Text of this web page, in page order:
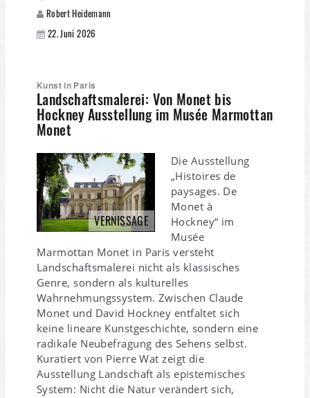
Robert Heidemann
22. Juni 2026
Kunst in Paris
Landschaftsmalerei: Von Monet bis
Hockney Ausstellung im Musée Marmottan
Monet
VERNISSAGE
Die Ausstellung
„Histoires de
paysages. De
Monet à
Hockney“ im
Musée
Marmottan Monet in Paris versteht
Landschaftsmalerei nicht als klassisches
Genre, sondern als kulturelles
Wahrnehmungssystem. Zwischen Claude
Monet und David Hockney entfaltet sich
keine lineare Kunstgeschichte, sondern eine
radikale Neubefragung des Sehens selbst.
Kuratiert von Pierre Wat zeigt die
Ausstellung Landschaft als epistemisches
System: Nicht die Natur verändert sich,